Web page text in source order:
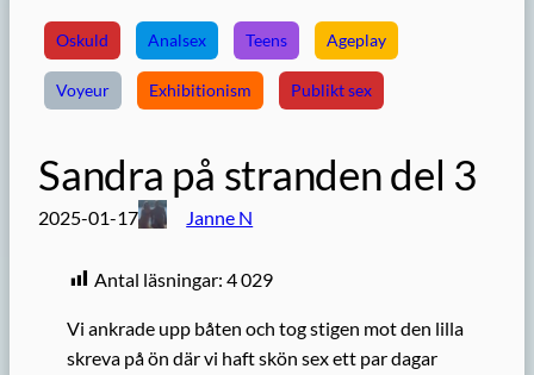
Oskuld Analsex Teens Ageplay
Voyeur Exhibitionism Publikt sex
Sandra på stranden del 3
2025-01-17 Janne N
Antal läsningar: 4 029
Vi ankrade upp båten och tog stigen mot den lilla
skreva på ön där vi haft skön sex ett par dagar